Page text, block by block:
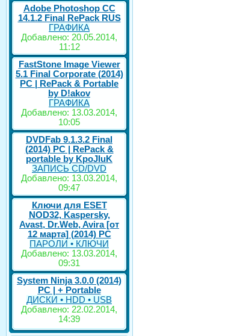
Adobe Photoshop CC
14.1.2 Final RePack RUS
ГРАФИКА
Добавлено: 20.05.2014,
11:12
FastStone Image Viewer
5.1 Final Corporate (2014)
РС | RePack & Portable
by D!akov
ГРАФИКА
Добавлено: 13.03.2014,
10:05
DVDFab 9.1.3.2 Final
(2014) PC | RePack &
portable by KpoJIuK
ЗАПИСЬ CD/DVD
Добавлено: 13.03.2014,
09:47
Ключи для ESET
NOD32, Kaspersky,
Avast, Dr.Web, Avira [от
12 марта] (2014) PC
ПАРОЛИ • КЛЮЧИ
Добавлено: 13.03.2014,
09:31
System Ninja 3.0.0 (2014)
РС | + Portable
ДИСКИ • HDD • USB
Добавлено: 22.02.2014,
14:39